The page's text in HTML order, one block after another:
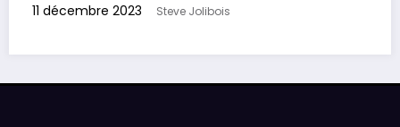
11 décembre 2023 Steve Jolibois